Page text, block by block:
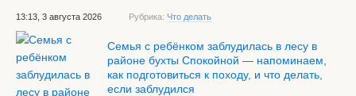
13:13, 3 августа 2026 Рубрика: Что делать
Семья с ребёнком заблудилась в лесу в
районе бухты Спокойной — напоминаем,
как подготовиться к походу, и что делать,
если заблудился